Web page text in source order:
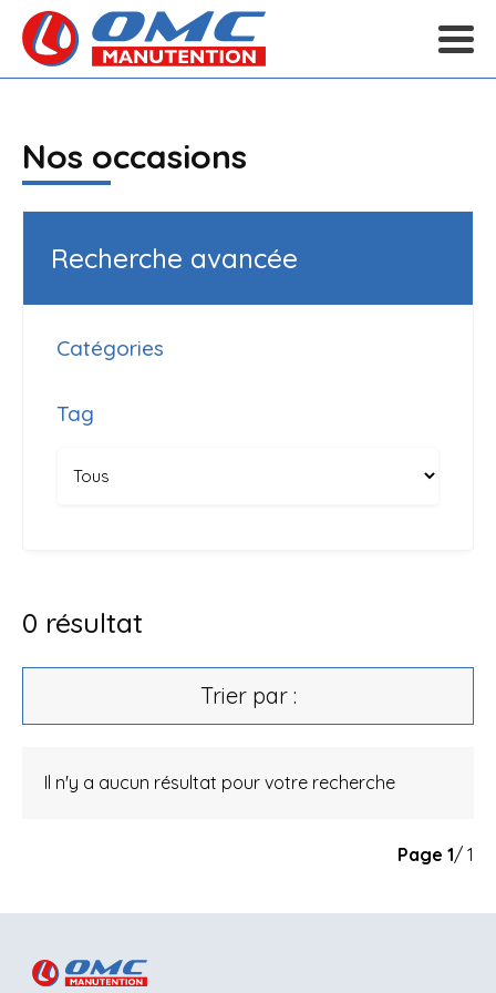
Nos occasions
Recherche avancée
Catégories
Tag
0 résultat
Trier par :
Il n'y a aucun résultat pour votre recherche
Page 1/ 1